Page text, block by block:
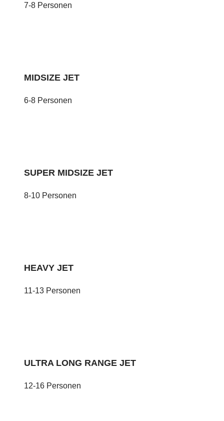
7-8 Personen
MIDSIZE JET
6-8 Personen
SUPER MIDSIZE JET
8-10 Personen
HEAVY JET
11-13 Personen
ULTRA LONG RANGE JET
12-16 Personen